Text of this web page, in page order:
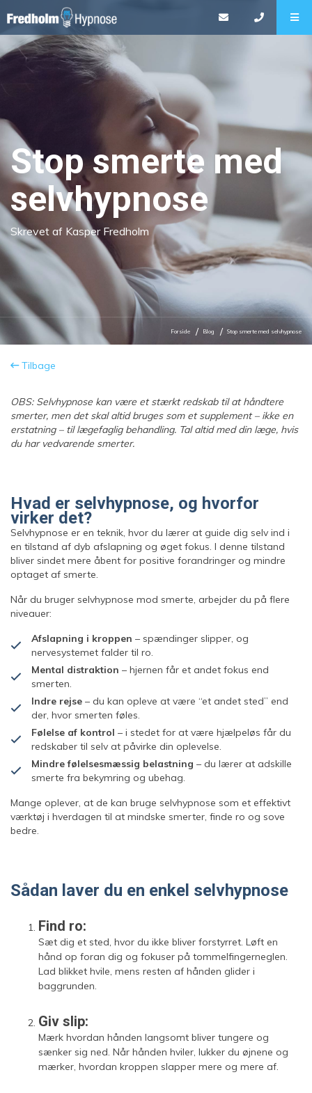
Stop smerte med
selvhypnose
Skrevet af Kasper Fredholm
Forside Blog Stop smerte med selvhypnose
Tilbage
OBS: Selvhypnose kan være et stærkt redskab til at håndtere
smerter, men det skal altid bruges som et supplement – ikke en
erstatning – til lægefaglig behandling. Tal altid med din læge, hvis
du har vedvarende smerter.
Hvad er selvhypnose, og hvorfor
virker det?
Selvhypnose er en teknik, hvor du lærer at guide dig selv ind i
en tilstand af dyb afslapning og øget fokus. I denne tilstand
bliver sindet mere åbent for positive forandringer og mindre
optaget af smerte.
Når du bruger selvhypnose mod smerte, arbejder du på flere
niveauer:
Afslapning i kroppen – spændinger slipper, og
nervesystemet falder til ro.
Mental distraktion – hjernen får et andet fokus end
smerten.
Indre rejse – du kan opleve at være “et andet sted” end
der, hvor smerten føles.
Følelse af kontrol – i stedet for at være hjælpeløs får du
redskaber til selv at påvirke din oplevelse.
Mindre følelsesmæssig belastning – du lærer at adskille
smerte fra bekymring og ubehag.
Mange oplever, at de kan bruge selvhypnose som et effektivt
værktøj i hverdagen til at mindske smerter, finde ro og sove
bedre.
Sådan laver du en enkel selvhypnose
Find ro:
Sæt dig et sted, hvor du ikke bliver forstyrret. Løft en
hånd op foran dig og fokuser på tommelfingerneglen.
Lad blikket hvile, mens resten af hånden glider i
baggrunden.
Giv slip:
Mærk hvordan hånden langsomt bliver tungere og
sænker sig ned. Når hånden hviler, lukker du øjnene og
mærker, hvordan kroppen slapper mere og mere af.